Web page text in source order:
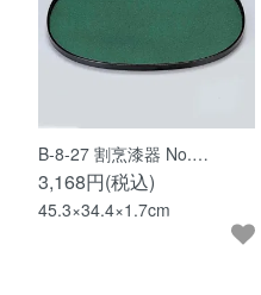
B-8-27 割烹漆器 No.…
3,168円(税込)
45.3×34.4×1.7cm